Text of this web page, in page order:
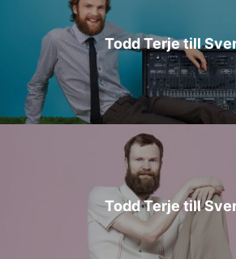
Todd Terje till
Todd Terje till